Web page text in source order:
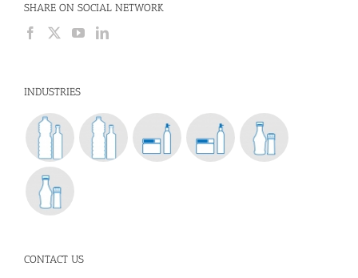
SHARE ON SOCIAL NETWORK
INDUSTRIES
CONTACT US